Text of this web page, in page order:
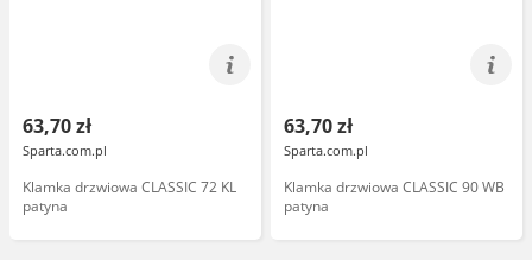
63,70 zł
Sparta.com.pl
Klamka drzwiowa CLASSIC 72 KL
patyna
63,70 zł
Sparta.com.pl
Klamka drzwiowa CLASSIC 90 WB
patyna